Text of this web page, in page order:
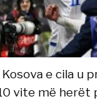
e cila u
vite më